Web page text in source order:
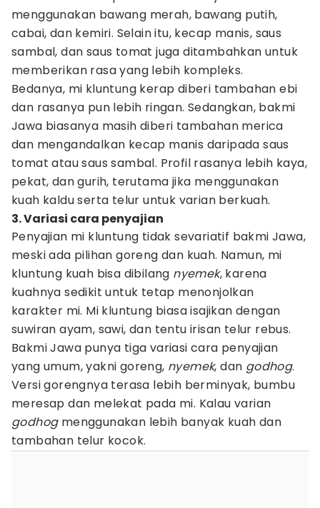
menggunakan bawang merah, bawang putih,
cabai, dan kemiri. Selain itu, kecap manis, saus
sambal, dan saus tomat juga ditambahkan untuk
memberikan rasa yang lebih kompleks.
Bedanya, mi kluntung kerap diberi tambahan ebi
dan rasanya pun lebih ringan. Sedangkan, bakmi
Jawa biasanya masih diberi tambahan merica
dan mengandalkan kecap manis daripada saus
tomat atau saus sambal. Profil rasanya lebih kaya,
pekat, dan gurih, terutama jika menggunakan
kuah kaldu serta telur untuk varian berkuah.
3. Variasi cara penyajian
Penyajian mi kluntung tidak sevariatif bakmi Jawa,
meski ada pilihan goreng dan kuah. Namun, mi
kluntung kuah bisa dibilang nyemek, karena
kuahnya sedikit untuk tetap menonjolkan
karakter mi. Mi kluntung biasa isajikan dengan
suwiran ayam, sawi, dan tentu irisan telur rebus.
Bakmi Jawa punya tiga variasi cara penyajian
yang umum, yakni goreng, nyemek, dan godhog.
Versi gorengnya terasa lebih berminyak, bumbu
meresap dan melekat pada mi. Kalau varian
godhogmenggunakan lebih banyak kuah dan
tambahan telur kocok.